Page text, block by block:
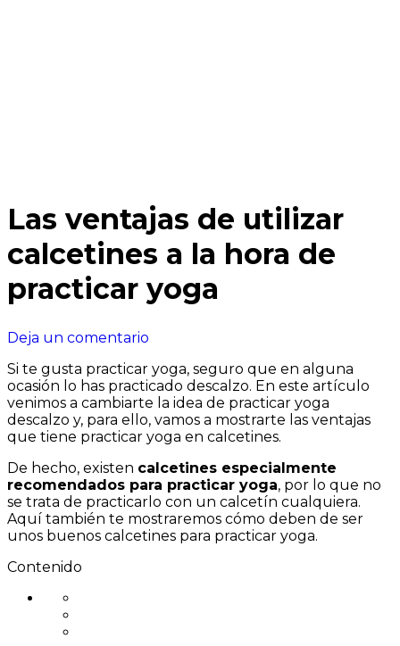
Las ventajas de utilizar
calcetines a la hora de
practicar yoga
Deja un comentario
ventajas
de
utilizar
calcetines
a
hora
de
practicar
yoga
Si te gusta practicar yoga, seguro que en alguna
ocasión lo has practicado descalzo. En este artículo
venimos a cambiarte la idea de practicar yoga
descalzo y, para ello, vamos a mostrarte las ventajas
que tiene practicar yoga en calcetines.
De hecho, existen calcetines especialmente
recomendados para practicar yoga, por lo que no
se trata de practicarlo con un calcetín cualquiera.
Aquí también te mostraremos cómo deben de ser
unos buenos calcetines para practicar yoga.
Contenido